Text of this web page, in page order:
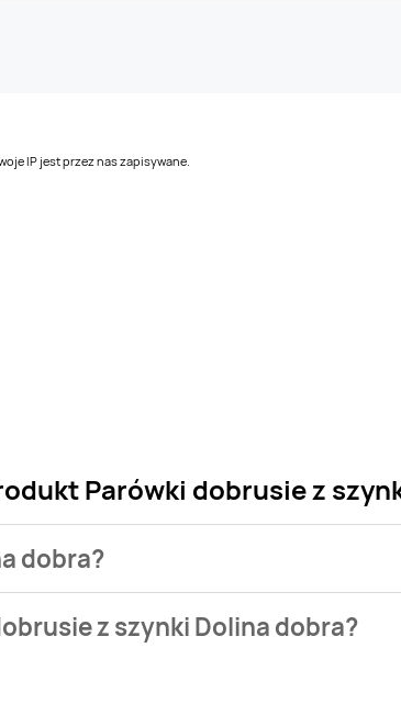
IP jest przez nas zapisywane.
Parówki dobrusie z
dobra?
. Parówki dobrusie z szynki Dolina dobra
z szynki Dolina dobra?